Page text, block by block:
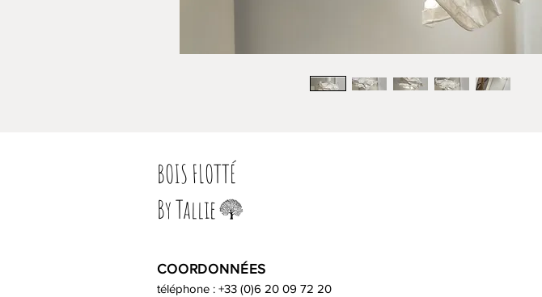
BOIS FLOTTÉ
By Tallie
COORDONNÉES
téléphone : +33 (0)6 20 09 72 20